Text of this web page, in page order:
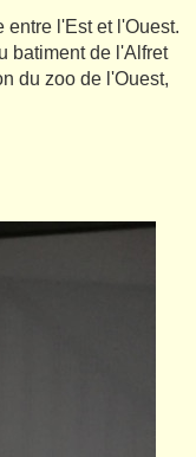
l'Est et l'Ouest.
batiment de l'Alfret
du zoo de l'Ouest,